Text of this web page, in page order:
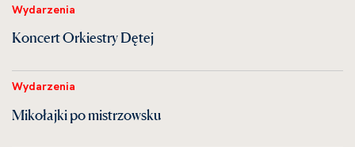
Wydarzenia
Koncert Orkiestry Dętej
Wydarzenia
Mikołajki po mistrzowsku